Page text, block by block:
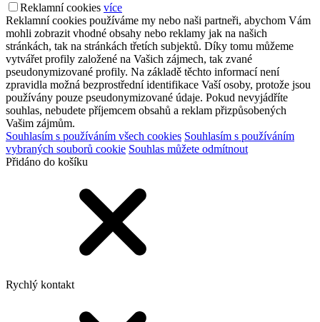
Reklamní cookies více
Reklamní cookies používáme my nebo naši partneři, abychom Vám
mohli zobrazit vhodné obsahy nebo reklamy jak na našich
stránkách, tak na stránkách třetích subjektů. Díky tomu můžeme
vytvářet profily založené na Vašich zájmech, tak zvané
pseudonymizované profily. Na základě těchto informací není
zpravidla možná bezprostřední identifikace Vaší osoby, protože jsou
používány pouze pseudonymizované údaje. Pokud nevyjádříte
souhlas, nebudete příjemcem obsahů a reklam přizpůsobených
Vašim zájmům.
Souhlasím s používáním všech cookies Souhlasím s používáním
vybraných souborů cookie Souhlas můžete odmítnout
Přidáno do košíku
Rychlý kontakt